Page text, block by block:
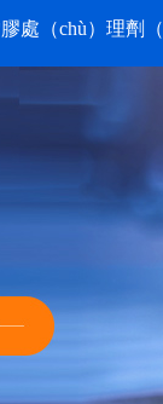
處（chù）理劑